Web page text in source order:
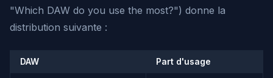
"Which DAW do you use the most?") donne la
distribution suivante :
DAW Part d'usage